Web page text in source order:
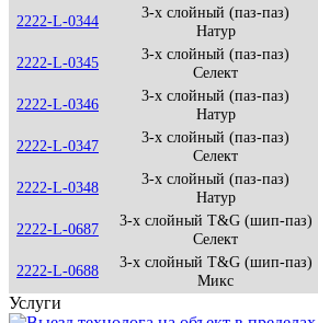
2222-L-0344
3-х слойный (паз-паз)
Натур
2222-L-0345
3-х слойный (паз-паз)
Селект
2222-L-0346
3-х слойный (паз-паз)
Натур
2222-L-0347
3-х слойный (паз-паз)
Селект
2222-L-0348
3-х слойный (паз-паз)
Натур
2222-L-0687
3-х слойный T&G (шип-паз)
Селект
2222-L-0688
3-х слойный T&G (шип-паз)
Микс
Услуги